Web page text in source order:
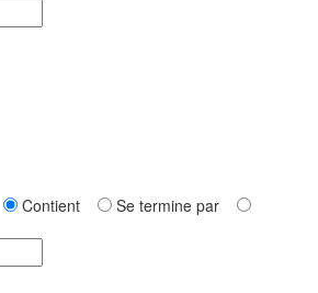
Contient
Se termine par